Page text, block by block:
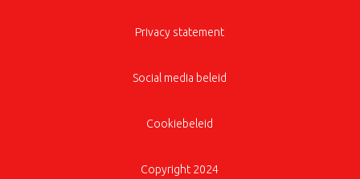
Privacy statement
Social media beleid
Cookiebeleid
Copyright 2024